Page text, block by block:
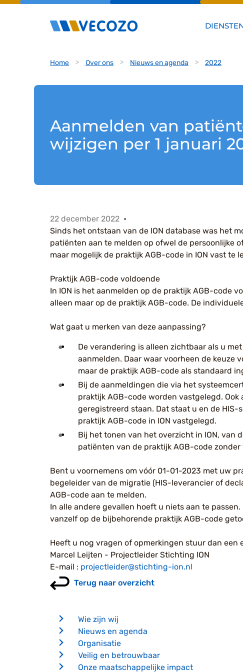
Home Over ons Nieuws en agenda 2022
Aanmelden van
wijzigen per 1 januari
22 december 2022
Sinds het ontstaan van de ION database was het
patiënten aan te melden op ofwel de persoonlijke
maar mogelijk de praktijk AGB-code in ION vast te
Praktijk AGB-code voldoende
In ION is het aanmelden op de praktijk AGB-code
alleen maar op de praktijk AGB-code. De
Wat gaat u merken van deze aanpassing?
De verandering is alleen zichtbaar als u
aanmelden. Daar waar voorheen de keuze
maar de praktijk AGB-code als standaard
Bij de aanmeldingen die via het
praktijk AGB-code worden vastgelegd.
geregistreerd staan. Dat staat u en de
praktijk AGB-code in ION vastgelegd.
Bij het tonen van het overzicht in ION, van
patiënten van de praktijk AGB-code
Bent u voornemens om vóór 01-01-2023 met uw
begeleider van de migratie (HIS-leverancier of
AGB-code aan te melden.
In alle andere gevallen hoeft u niets aan te
vanzelf op de bijbehorende praktijk AGB-code
Heeft u nog vragen of opmerkingen stuur dan een
Marcel Leijten - Projectleider Stichting ION
E-mail : projectleider@stichting-ion.nl
Terug naar overzicht
Wie zijn wij
Nieuws en agenda
Organisatie
Veilig en betrouwbaar
Onze maatschappelijke impact